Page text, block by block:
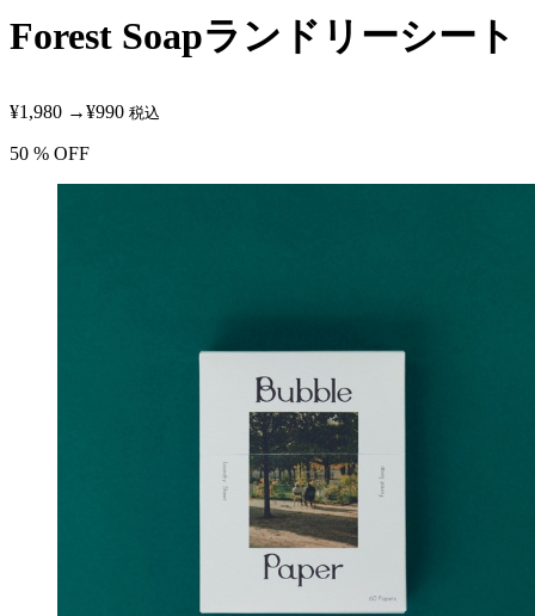
Forest Soapランドリーシート
¥1,980 →¥990 税込
50 % OFF